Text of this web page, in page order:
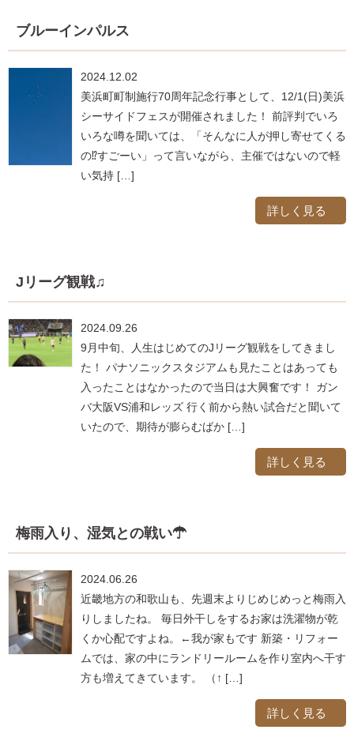
ブルーインパルス
2024.12.02
美浜町町制施行70周年記念行事として、12/1(日)美浜
シーサイドフェスが開催されました！ 前評判でいろ
いろな噂を聞いては、「そんなに人が押し寄せてくる
の⁉すごーい」って言いながら、主催ではないので軽
い気持 […]
詳しく見る
Jリーグ観戦♫
2024.09.26
9月中旬、人生はじめてのJリーグ観戦をしてきまし
た！ パナソニックスタジアムも見たことはあっても
入ったことはなかったので当日は大興奮です！ ガン
バ大阪VS浦和レッズ 行く前から熱い試合だと聞いて
いたので、期待が膨らむばか […]
詳しく見る
梅雨入り、湿気との戦い☂
2024.06.26
近畿地方の和歌山も、先週末よりじめじめっと梅雨入
りしましたね。 毎日外干しをするお家は洗濯物が乾
くか心配ですよね。←我が家もです 新築・リフォー
ムでは、家の中にランドリールームを作り室内へ干す
方も増えてきています。 （↑ […]
詳しく見る